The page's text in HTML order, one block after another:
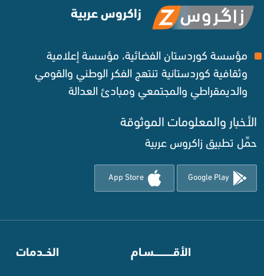
زاكروس عربية
مؤسسة كوردستان الفضائية، مؤسسة إعلامية
وثقافية كوردستانية تنتهج الفكر الوطني والقومي
والديمقراطي والمجتمعي ومبادئ العدالة ‌
الأخبار والمعلومات الموثوقة‌
حمِّل تطبيق زاكروس عربية
Google Play
App Store
الأقـــــــــــسـام الخــدمات